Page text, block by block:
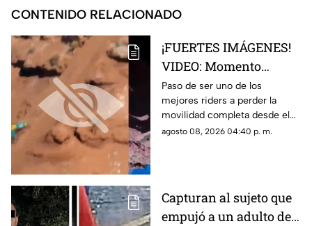
CONTENIDO RELACIONADO
¡FUERTES IMÁGENES!
VIDEO: Momento
exacto en que famoso
rider catalán sufre una
caída que lo deja
parapléjico
Paso de ser uno de los
mejores riders a perder la
movilidad completa desde el
pecho hasta sus piernas
agosto 08, 2026 04:40 p. m.
Capturan al sujeto que
empujó a un adulto de